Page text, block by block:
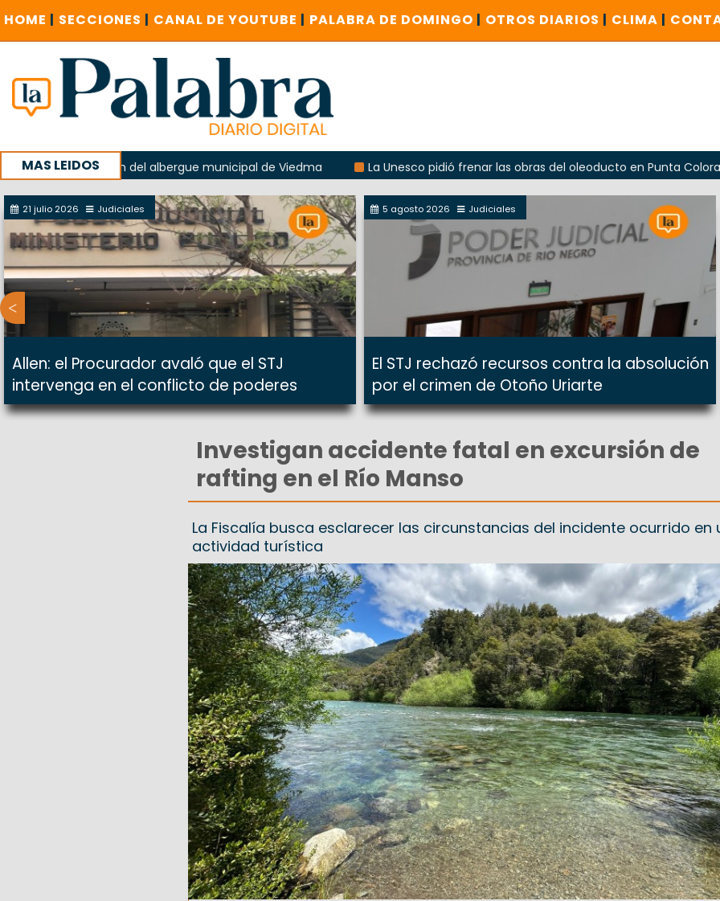
HOME | SECCIONES | CANAL DE YOUTUBE | PALABRA DE DOMINGO | OTROS DIARIOS | CLIMA |
MAS LEIDOS
la explosión del albergue municipal de Viedma
La Unesco pidió frenar las obras del oleoducto en Punta Colorada
con un encuentro provincial en Roca
21 julio 2026 Judiciales
Allen: el Procurador avaló que el STJ
intervenga en el conflicto de poderes
5 agosto 2026 Judiciales
El STJ rechazó recursos contra la absolución
por el crimen de Otoño Uriarte
Investigan accidente fatal en excursión de
rafting en el Río Manso
La Fiscalía busca esclarecer las circunstancias del incidente ocurrido en
actividad turística